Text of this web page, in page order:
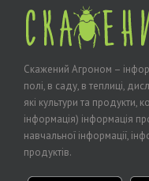
Скажений Агроном –
полі, в саду, в теплиці,
які культури та продукти,
інформація) інформація
навчальної інформації,
продуктів.